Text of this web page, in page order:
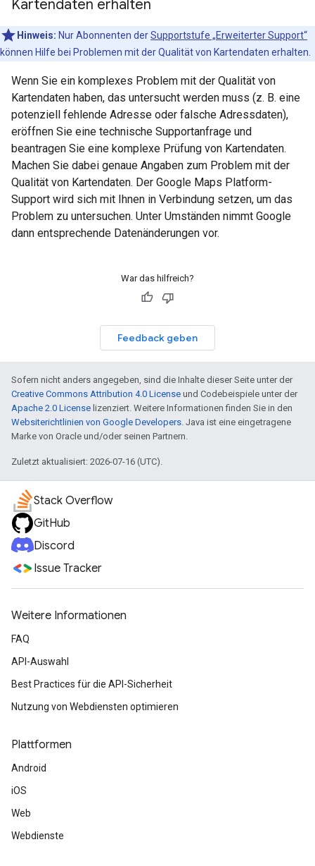
Kartendaten erhalten
Hinweis: Nur Abonnenten derSupportstufe „Erweiterter Support“
können Hilfe bei Problemen mit der Qualität von Kartendaten erhalten.
Wenn Sie ein komplexes Problem mit der Qualität von
Kartendaten haben, das untersucht werden muss (z. B. eine
potenziell fehlende Adresse oder falsche Adressdaten),
eröffnen Sie eine technische Supportanfrage und
beantragen Sie eine komplexe Prüfung von Kartendaten.
Machen Sie dabei genaue Angaben zum Problem mit der
Qualität von Kartendaten. Der Google Maps Platform-
Support wird sich mit Ihnen in Verbindung setzen, um das
Problem zu untersuchen. Unter Umständen nimmt Google
dann entsprechende Datenänderungen vor.
War das hilfreich?
Feedback geben
Sofern nicht anders angegeben, sind die Inhalte dieser Seite unter der
Creative Commons Attribution 4.0 License und Codebeispiele unter der
Apache 2.0 License lizenziert. Weitere Informationen finden Sie in den
Websiterichtlinien von Google Developers . Java ist eine eingetragene
Marke von Oracle und/oder seinen Partnern.
Zuletzt aktualisiert: 2026-07-16 (UTC).
Stack Overflow
GitHub
Discord
Issue Tracker
Weitere Informationen
FAQ
API-Auswahl
Best Practices für die API-Sicherheit
Nutzung von Webdiensten optimieren
Plattformen
Android
iOS
Web
Webdienste